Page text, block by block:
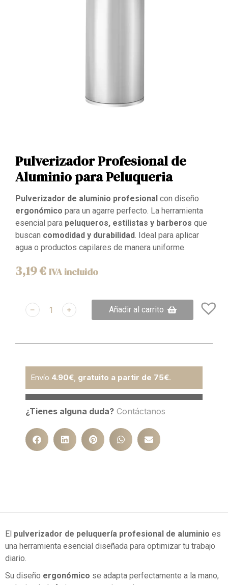
Pulverizador Profesional de
Aluminio para Peluqueria
Pulverizador de aluminio profesional con diseño
ergonómico para un agarre perfecto. La herramienta
esencial para peluqueros, estilistas y barberos que
buscan comodidad y durabilidad . Ideal para aplicar
agua o productos capilares de manera uniforme.
3,19€ IVA incluido
﹣ ﹢ Añadir al carrito
Envío 4.90€ gratuito a partir de 75€.
¿Tienes alguna duda? Contáctanos
El pulverizador de peluquería profesional de aluminio es
una herramienta esencial diseñada para optimizar tu trabajo
diario.
Su diseño ergonómico se adapta perfectamente a la mano,